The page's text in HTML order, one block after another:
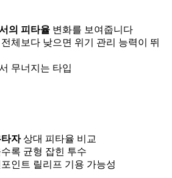
의 피타율 변화를 보여줍니다
체보다 낮으면 위기 관리 능력이 뛰
무너지는 타입
자상대 피타율 비교
록 균형 잡힌 투수
인트 릴리프 기용 가능성